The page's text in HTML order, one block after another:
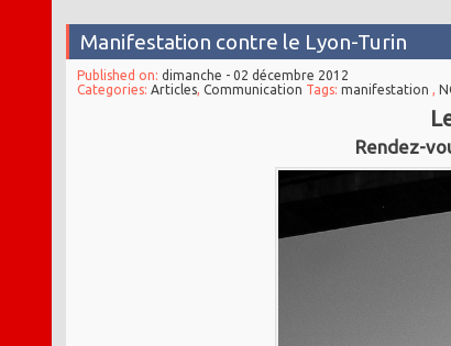
Manifestation contre le Lyon-Turin
Published on: dimanche - 02 décembre 2012
Categories: Articles, Communication Tags: manifestation
Rendez-